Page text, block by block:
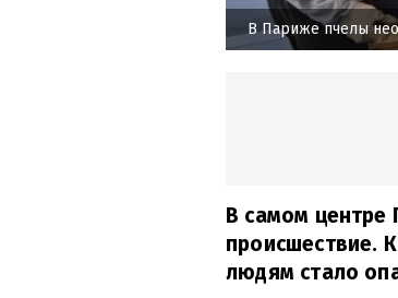
В Париже пчелы
В самом
происшествие.
людям стало